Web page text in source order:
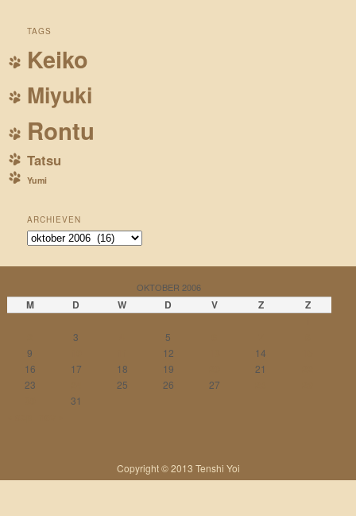
TAGS
Keiko
Miyuki
Rontu
Tatsu
Yumi
ARCHIEVEN
Archieven
OKTOBER 2006
M D W D V Z
Z
3 5
9 12 14
16 17 18 19 21
23 25 26 27
31
Copyright © 2013 Tenshi Yoi